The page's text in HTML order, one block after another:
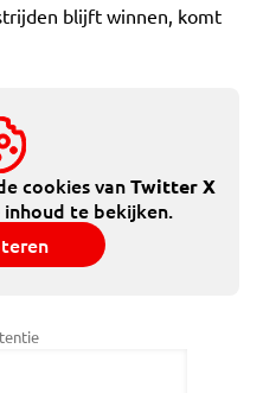
blijft winnen, komt
cookies vanTwitter X
te bekijken.